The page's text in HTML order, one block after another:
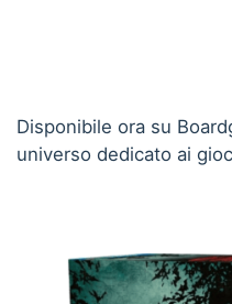
Disponibile ora su
universo dedicato ai